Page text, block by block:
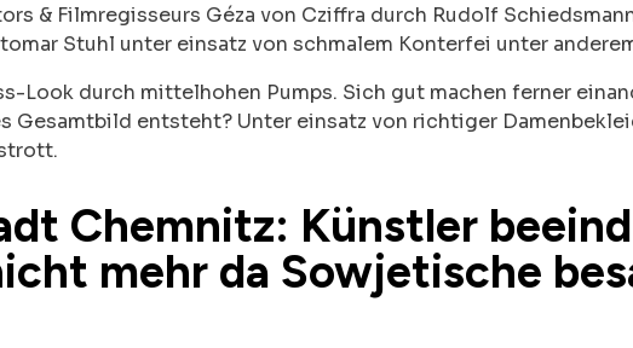
& Filmregisseurs Géza von Cziffra durch Rudolf
Stuhl unter einsatz von schmalem Konterfei unter
Look durch mittelhohen Pumps. Sich gut machen ferner
Gesamtbild entsteht? Unter einsatz von richtiger
Chemnitz: Künstler
mehr da Sowjetische